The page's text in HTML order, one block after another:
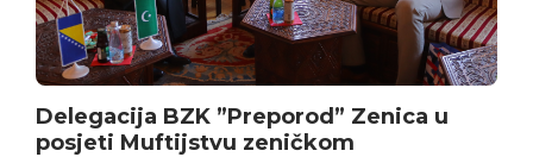
Delegacija BZK ”Preporod” Zenica u
posjeti Muftijstvu zeničkom